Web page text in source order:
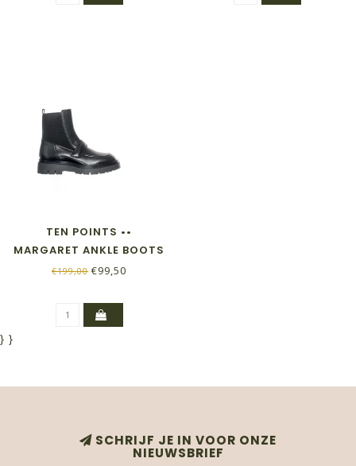
TEN POINTS ••
MARGARET ANKLE BOOTS
€199,00 €99,50
} }
SCHRIJF JE IN VOOR ONZE
NIEUWSBRIEF